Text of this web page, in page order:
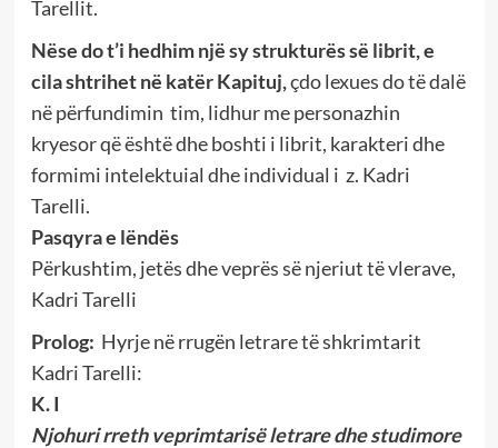
Tarellit.
Nëse do t’i hedhim një sy strukturës së librit, e
cila shtrihet në katër Kapituj,çdo lexues do të dalë
në përfundimin tim, lidhur me personazhin
kryesor që është dhe boshti i librit, karakteri dhe
formimi intelektuial dhe individual i z. Kadri
Tarelli.
Pasqyra e lëndës
Përkushtim, jetës dhe veprës së njeriut të vlerave,
Kadri Tarelli
Prolog: Hyrje në rrugën letrare të shkrimtarit
Kadri Tarelli:
K. I
Njohuri rreth veprimtarisë letrare dhe studimore